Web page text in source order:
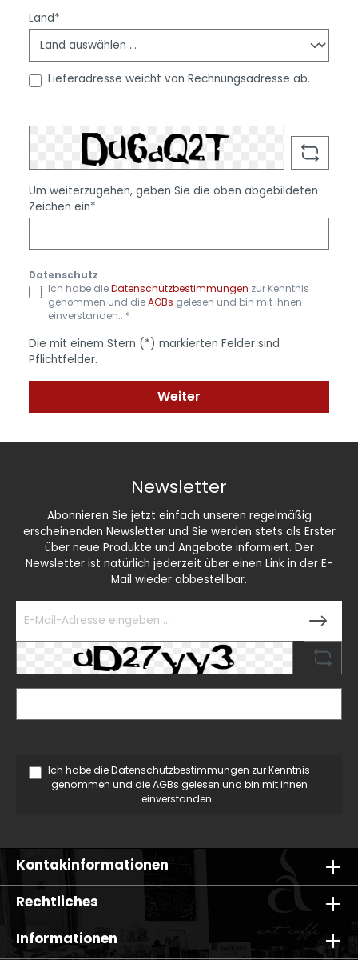
Land*
Lieferadresse weicht von Rechnungsadresse ab.
Um weiterzugehen, geben Sie die oben abgebildeten
Zeichen ein*
Datenschutz
Ich habe dieDatenschutzbestimmungen zur Kenntnis
genommen und dieAGBs gelesen und bin mit ihnen
einverstanden.. *
Die mit einem Stern (*) markierten Felder sind
Pflichtfelder.
Weiter
Newsletter
Abonnieren Sie jetzt einfach unseren regelmäßig
erscheinenden Newsletter und Sie werden stets als Erster
über neue Produkte und Angebote informiert. Der
Newsletter ist natürlich jederzeit über einen Link in der E-
Mail wieder abbestellbar.
Ich habe dieDatenschutzbestimmungen zur Kenntnis
genommen und dieAGBs gelesen und bin mit ihnen
einverstanden..
Kontakinformationen
Rechtliches
Informationen